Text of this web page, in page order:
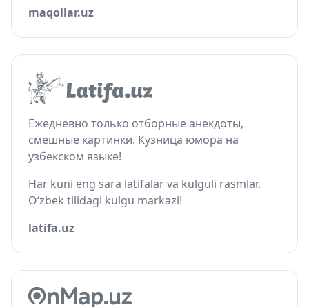
maqollar.uz
Ежедневно только отборные анекдоты,
смешные картинки. Кузница юмора на
узбекском языке!
Har kuni eng sara latifalar va kulguli rasmlar.
O‘zbek tilidagi kulgu markazi!
latifa.uz